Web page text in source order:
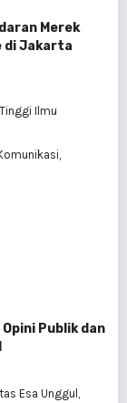
Merek
di Jakarta
Tinggi Ilmu
Publik dan
Esa Unggul,